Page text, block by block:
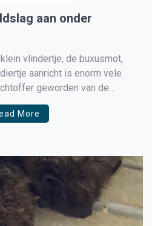
aan onder
vlindertje, de buxusmot,
aanricht is enorm vele
geworden van de
eten delen van het
kunnen in korte tijd een
More